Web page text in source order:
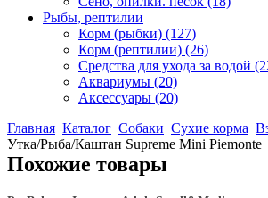
Рыбы, рептилии
Корм (рыбки) (127)
Корм (рептилии) (26)
Средства для ухода за водой
Аквариумы (20)
Аксессуары (20)
Главная Каталог Собаки Сухие корма
Утка/Рыба/Каштан Supreme Mini Piemonte
Похожие товары